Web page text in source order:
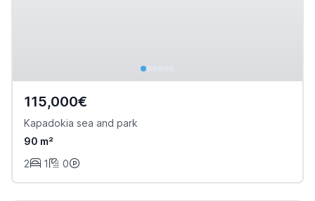
115,000€
Kapadokia sea and park
90 m²
2
1 0